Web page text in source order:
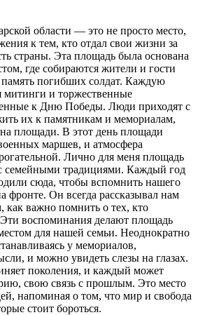
области — это не просто место,
к тем, кто отдал свои жизни за
страны. Эта площадь была основана
где собираются жители и гости
память погибших солдат. Каждую
митинги и торжественные
к Дню Победы. Люди приходят с
их к памятникам и мемориалам,
площади. В этот день площади
маршев, и атмосфера
Лично для меня площадь
семейными традициями. Каждый год
сюда, чтобы вспомнить нашего
фронте. Он всегда рассказывал нам
как важно помнить о тех, кто
воспоминания делают площадь
для нашей семьи. Неоднократно
у мемориалов,
и можно увидеть слезы на глазах.
поколения, и каждый может
свою связь с прошлым. Это место
напоминая о том, что мир и свобода
стоит бороться.